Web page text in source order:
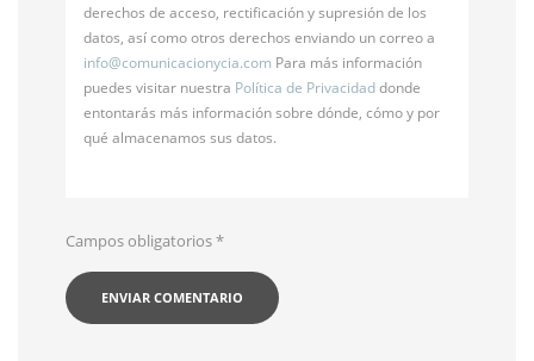
derechos de acceso, rectificación y supresión de los
datos, así como otros derechos enviando un correo a
info@comunicacionycia.com Para más información
puedes visitar nuestra Política de Privacidaddonde
entontarás más información sobre dónde, cómo y por
qué almacenamos sus datos.
Campos obligatorios*